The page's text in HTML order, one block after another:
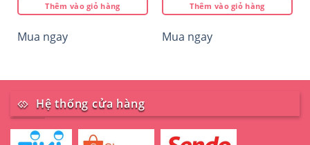
Thêm vào giỏ hàng
Mua ngay
Thêm vào giỏ hàng
Mua ngay
Hệ thống cửa hàng